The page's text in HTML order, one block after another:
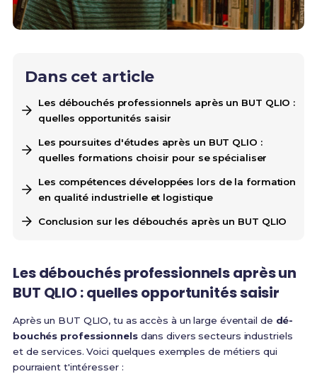
Dans cet article
Les débouchés professionnels après un BUT QLIO :
quelles opportunités saisir
Les poursuites d'études après un BUT QLIO :
quelles formations choisir pour se spécialiser
Les compétences développées lors de la formation
en qualité industrielle et logistique
Conclusion sur les débouchés après un BUT QLIO
Les débouchés professionnels après un
BUT QLIO : quelles opportunités saisir
Après un BUT QLIO, tu as accès à un large éventail de dé-
bouchés professionnelsdans divers secteurs industriels
et de services. Voici quelques exemples de métiers qui
pourraient t'intéresser :